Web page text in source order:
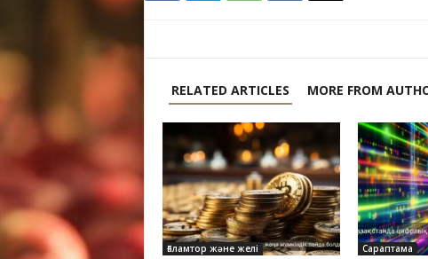
RELATED ARTICLES MORE FROM
Ғаламтор және желі Сараптама